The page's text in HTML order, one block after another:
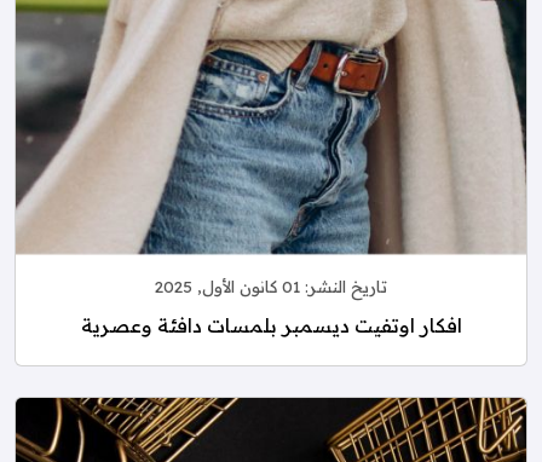
تاريخ النشر: 01 كانون الأول, 2025
افكار اوتفيت ديسمبر بلمسات دافئة وعصرية